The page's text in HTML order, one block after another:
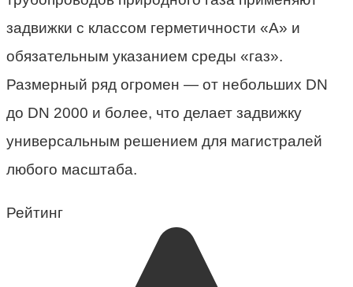
задвижки с классом герметичности «А» и
обязательным указанием среды «газ».
Размерный ряд огромен — от небольших DN
до DN 2000 и более, что делает задвижку
универсальным решением для магистралей
любого масштаба.
Рейтинг